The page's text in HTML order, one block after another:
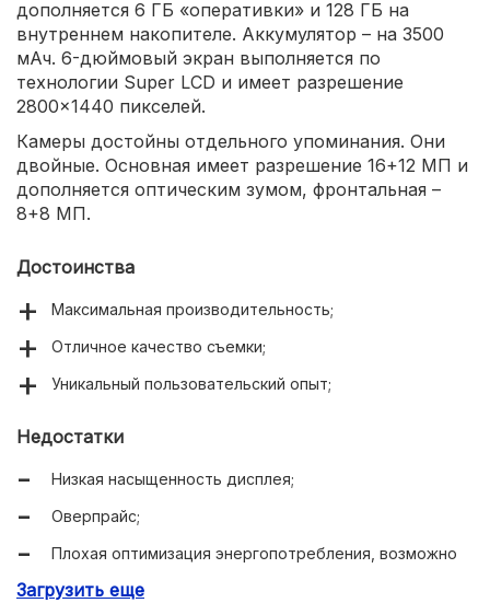
дополняется 6 ГБ «оперативки» и 128 ГБ на
внутреннем накопителе. Аккумулятор – на 3500
мАч. 6-дюймовый экран выполняется по
технологии Super LCD и имеет разрешение
2800×1440 пикселей.
Камеры достойны отдельного упоминания. Они
двойные. Основная имеет разрешение 16+12 МП и
дополняется оптическим зумом, фронтальная –
8+8 МП.
Достоинства
Максимальная производительность;
Отличное качество съемки;
Уникальный пользовательский опыт;
Недостатки
Низкая насыщенность дисплея;
Оверпрайс;
Плохая оптимизация энергопотребления, возможно
Загрузить еще